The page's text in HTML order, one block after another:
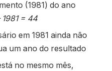
(1981) do ano
= 44
em 1981 ainda não
um ano do resultado
no mesmo mês,